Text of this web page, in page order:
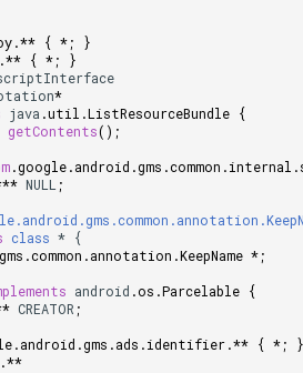
.** { *;
}
.** { *;
}
*
java .util .ListResourceBundle {
getContents();
.google.android .gms .common .internal .
NULL ;
class * {
gms .common .annotation .KeepName *;
android .os .Parcelable {
CREATOR ;
.android .gms .ads .identifier.** { *;
.**